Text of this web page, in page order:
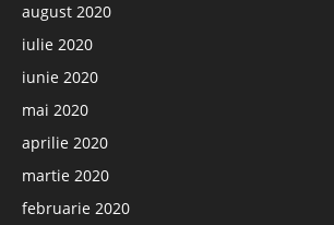
august 2020
iulie 2020
iunie 2020
mai 2020
aprilie 2020
martie 2020
februarie 2020